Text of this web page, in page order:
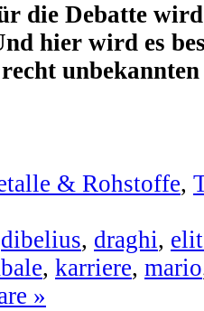
die Debatte
hier wird es
& Rohstoffe,
dibelius, draghi,
, karriere, mario
»